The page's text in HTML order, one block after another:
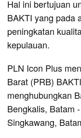
Hal ini bertujuan
BAKTI yang pada
peningkatan
kepulauan.
PLN Icon Plus
Barat (PRB)
menghubungkan
Bengkalis, Batam
Singkawang,